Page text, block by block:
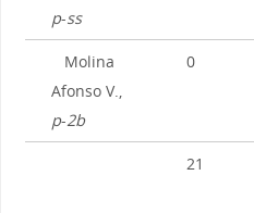
p-ss
Molina
Afonso V.,
p-2b
0
21